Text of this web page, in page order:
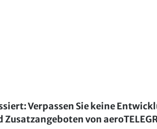
Verpassen Sie keine
von